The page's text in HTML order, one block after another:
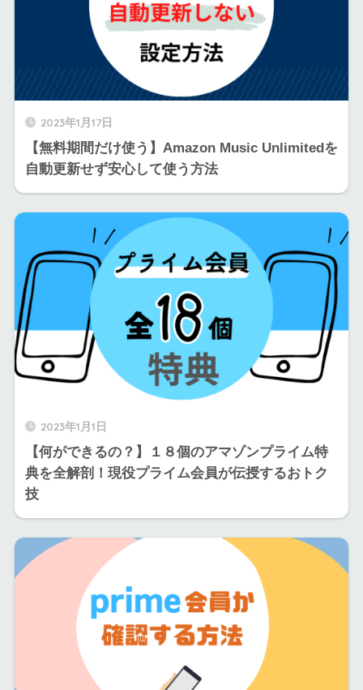
2023年1月17日
【無料期間だけ使う】Amazon Music Unlimitedを
自動更新せず安心して使う方法
2023年1月1日
【何ができるの？】１８個のアマゾンプライム特
典を全解剖！現役プライム会員が伝授するおトク
技